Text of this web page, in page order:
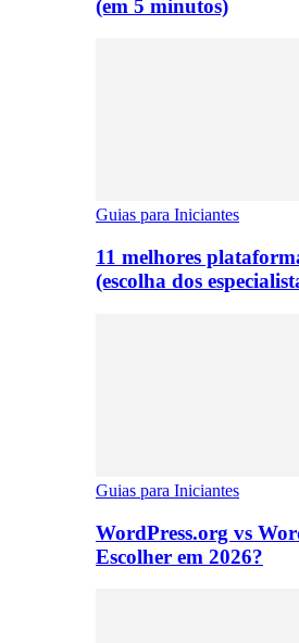
(em 5 minutos)
Guias para Iniciantes
11 melhores
(escolha dos
Guias para Iniciantes
WordPress.org vs
Escolher em 2026?